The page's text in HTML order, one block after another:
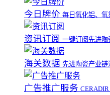
今日牌价 每日氧化铝、
资讯订阅 一键订阅先进
海关数据 先进陶瓷产业链
广告推广服务